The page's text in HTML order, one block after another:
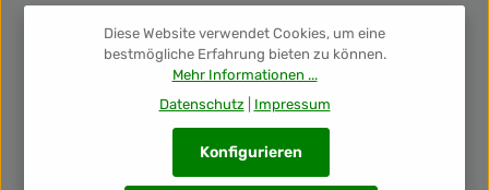
Newsletter
Unsere Auszeichnungen
Diese Website verwendet Cookies, um eine
bestmögliche Erfahrung bieten zu können.
Mehr Informationen ...
Datenschutz
Impressum
Konfigurieren